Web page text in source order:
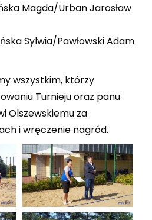
Magda/Urban Jarosław
Sylwia/Pawłowski Adam
wszystkim, którzy
Turnieju oraz panu
Olszewskiemu za
i wręczenie nagród.